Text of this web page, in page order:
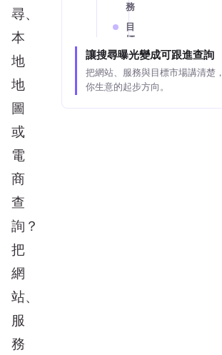
尋、
本
地
地
圖
或
電
商
查
詢？
把
網
站、
服
務
務
目
標
市
讓搜尋曝光變成可跟進查詢
把網站、服務與目標市場講清楚
你生意的起步方向。